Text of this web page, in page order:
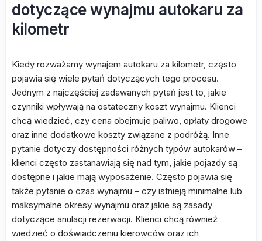
dotyczące wynajmu autokaru za
kilometr
Kiedy rozważamy wynajem autokaru za kilometr, często
pojawia się wiele pytań dotyczących tego procesu.
Jednym z najczęściej zadawanych pytań jest to, jakie
czynniki wpływają na ostateczny koszt wynajmu. Klienci
chcą wiedzieć, czy cena obejmuje paliwo, opłaty drogowe
oraz inne dodatkowe koszty związane z podróżą. Inne
pytanie dotyczy dostępności różnych typów autokarów –
klienci często zastanawiają się nad tym, jakie pojazdy są
dostępne i jakie mają wyposażenie. Często pojawia się
także pytanie o czas wynajmu – czy istnieją minimalne lub
maksymalne okresy wynajmu oraz jakie są zasady
dotyczące anulacji rezerwacji. Klienci chcą również
wiedzieć o doświadczeniu kierowców oraz ich